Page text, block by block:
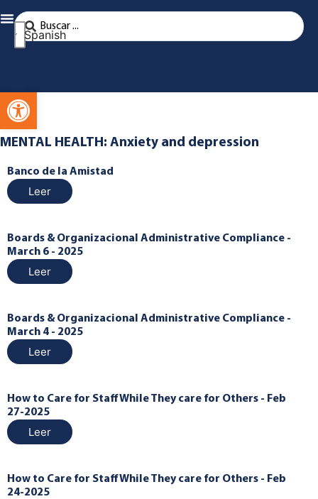
Spanish
MENTAL HEALTH: Anxiety and depression
Banco de la Amistad
Leer
Boards & Organizacional Administrative Compliance -
March 6 - 2025
Leer
Boards & Organizacional Administrative Compliance -
March 4 - 2025
Leer
How to Care for Staff While They care for Others - Feb
27-2025
Leer
How to Care for Staff While They care for Others - Feb
24-2025
Abra la barra de herramientas